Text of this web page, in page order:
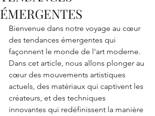
ÉMERGENTES
Bienvenue dans notre voyage au cœur
des tendances émergentes qui
façonnent le monde de l'art moderne.
Dans cet article, nous allons plonger au
cœur des mouvements artistiques
actuels, des matériaux qui captivent les
créateurs, et des techniques
innovantes qui redéfinissent la manière